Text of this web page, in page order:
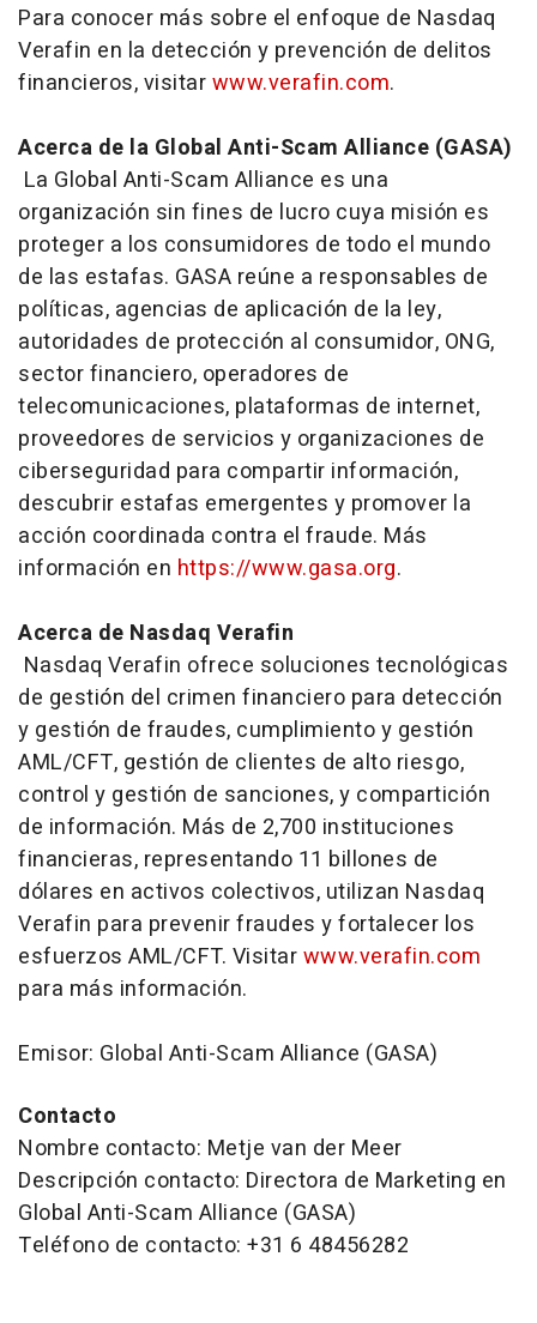
Para conocer más sobre el enfoque de Nasdaq
Verafin en la detección y prevención de delitos
financieros, visitarwww.verafin.com.
Acerca de la Global Anti-Scam Alliance (GASA)
La Global Anti-Scam Alliance es una
organización sin fines de lucro cuya misión es
proteger a los consumidores de todo el mundo
de las estafas. GASA reúne a responsables de
políticas, agencias de aplicación de la ley,
autoridades de protección al consumidor, ONG,
sector financiero, operadores de
telecomunicaciones, plataformas de internet,
proveedores de servicios y organizaciones de
ciberseguridad para compartir información,
descubrir estafas emergentes y promover la
acción coordinada contra el fraude. Más
información en https://www.gasa.org.
Acerca de Nasdaq Verafin
Nasdaq Verafin ofrece soluciones tecnológicas
de gestión del crimen financiero para detección
y gestión de fraudes, cumplimiento y gestión
AML/CFT, gestión de clientes de alto riesgo,
control y gestión de sanciones, y compartición
de información. Más de 2,700 instituciones
financieras, representando 11 billones de
dólares en activos colectivos, utilizan Nasdaq
Verafin para prevenir fraudes y fortalecer los
esfuerzos AML/CFT. Visitarwww.verafin.com
para más información.
Emisor: Global Anti-Scam Alliance (GASA)
Contacto
Nombre contacto: Metje van der Meer
Descripción contacto: Directora de Marketing en
Global Anti-Scam Alliance (GASA)
Teléfono de contacto: +31 6 48456282